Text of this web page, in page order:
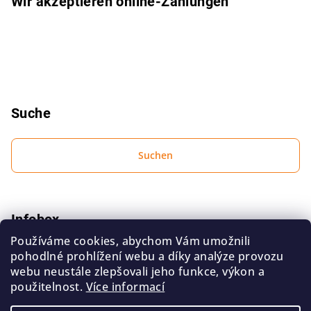
Používáme cookies, abychom Vám umožnili
pohodlné prohlížení webu a díky analýze provozu
webu neustále zlepšovali jeho funkce, výkon a
použitelnost. Více informací
Suche
Suchen
Infobox
Bedingungen zum Schutz personenbezogener Daten
Geschäftsbedingungen
Kontakt